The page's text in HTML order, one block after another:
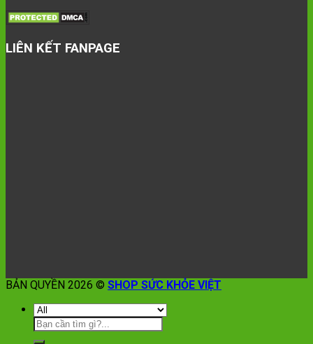
LIÊN KẾT FANPAGE
BẢN QUYỀN 2026 © SHOP SỨC KHỎE VIỆT